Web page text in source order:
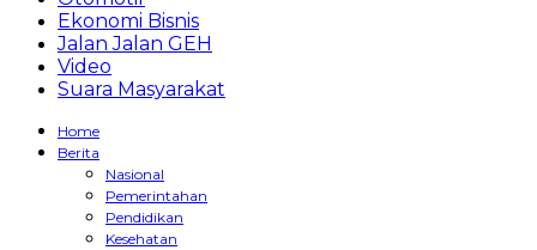
Ekonomi Bisnis
Jalan Jalan GEH
Video
Suara Masyarakat
Home
Berita
Nasional
Pemerintahan
Pendidikan
Kesehatan